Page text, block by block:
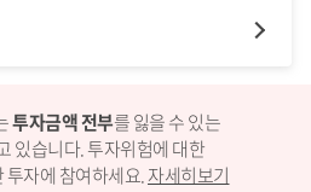
투자금액 전부를 잃을 수 있는
있습니다.투자위험에 대한
투자에 참여하세요.자세히보기